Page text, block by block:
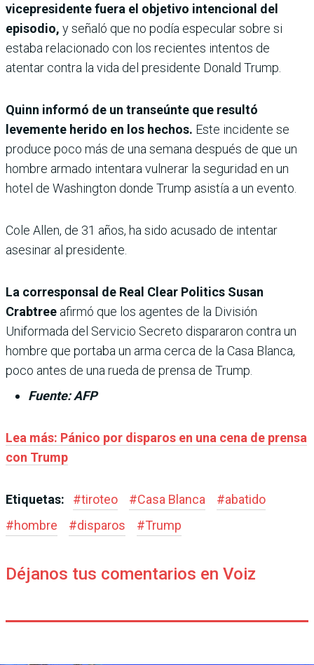
vicepresidente fuera el objetivo intencional del
episodio, y señaló que no podía especular sobre si
estaba relacionado con los recientes intentos de
atentar contra la vida del presidente Donald Trump.
Quinn informó de un transeúnte que resultó
levemente herido en los hechos. Este incidente se
produce poco más de una semana después de que un
hombre armado intentara vulnerar la seguridad en un
hotel de Washington donde Trump asistía a un evento.
Cole Allen, de 31 años, ha sido acusado de intentar
asesinar al presidente.
La corresponsal de Real Clear Politics Susan
Crabtree afirmó que los agentes de la División
Uniformada del Servicio Secreto dispararon contra un
hombre que portaba un arma cerca de la Casa Blanca,
poco antes de una rueda de prensa de Trump.
Fuente: AFP
Lea más: Pánico por disparos en una cena de prensa
con Trump
Etiquetas: #tiroteo #Casa Blanca #abatido
#hombre #disparos #Trump
Déjanos tus comentarios en Voiz